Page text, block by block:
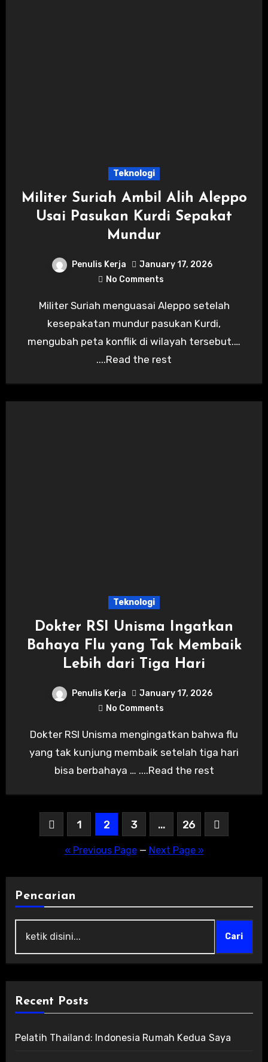
Teknologi
Militer Suriah Ambil Alih Aleppo
Usai Pasukan Kurdi Sepakat
Mundur
Penulis Kerja
January 17, 2026
No Comments
Militer Suriah menguasai Aleppo setelah
kesepakatan mundur pasukan Kurdi,
mengubah peta konflik di wilayah tersebut.…
....Read the rest
Teknologi
Dokter RSI Unisma Ingatkan
Bahaya Flu yang Tak Membaik
Lebih dari Tiga Hari
Penulis Kerja
January 17, 2026
No Comments
Dokter RSI Unisma mengingatkan bahwa flu
yang tak kunjung membaik setelah tiga hari
bisa berbahaya … ....Read the rest
Posts
pagination
1 2 3 … 26
« Previous Page— Next Page »
Pencarian
Cari
Recent Posts
Pelatih Thailand: Indonesia Rumah Kedua Saya